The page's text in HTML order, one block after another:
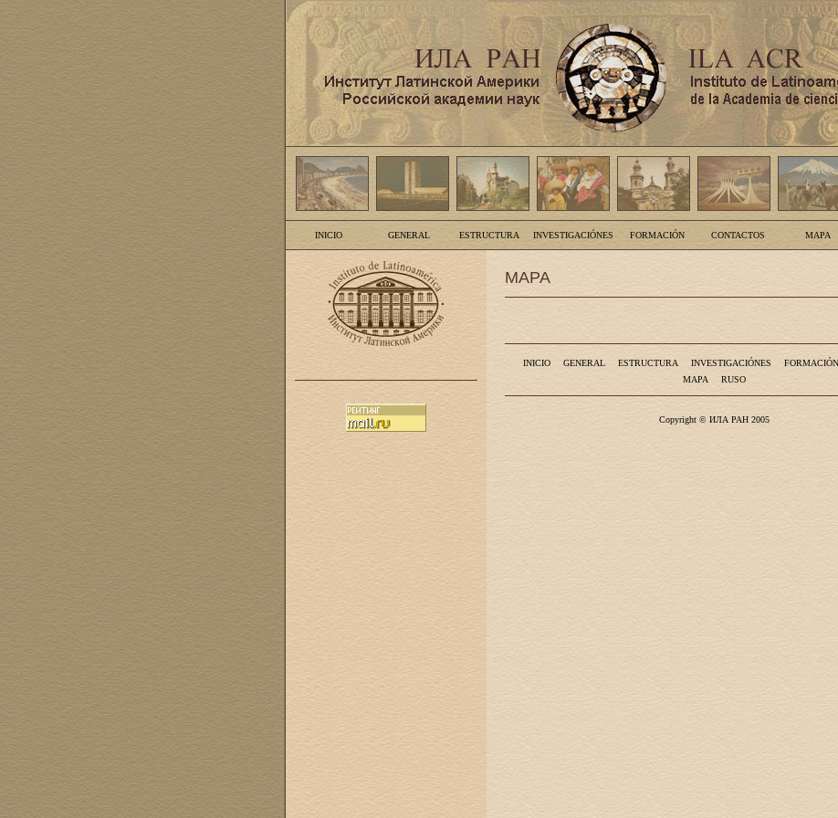
INICIO GENERAL ESTRUCTURA INVESTIGACIÓNES FORMACIÓN CONTACTOS MAPA
MAPA
INICIO GENERAL ESTRUCTURA INVESTIGACIÓNES FORMACIÓN
MAPA
RUSO
Copyright © ИЛА РАН 2005